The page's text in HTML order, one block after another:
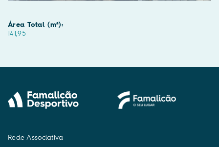
Área Total (m²):
141,95
Rede Associativa